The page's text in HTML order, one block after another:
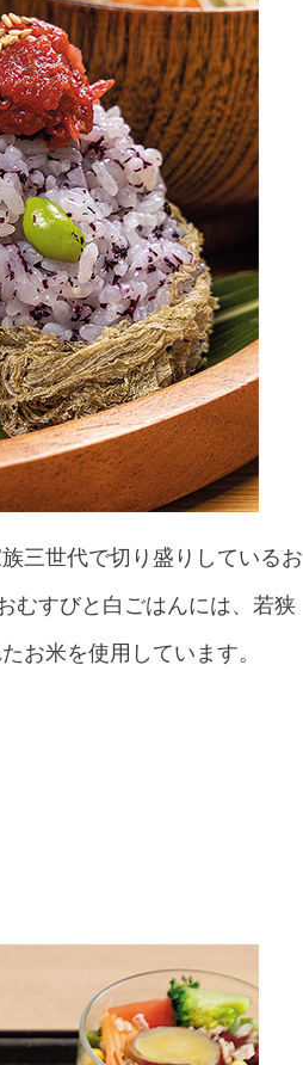
三世代で切り盛りしているお
むすびと白ごはんには、若狭
お米を使用しています。